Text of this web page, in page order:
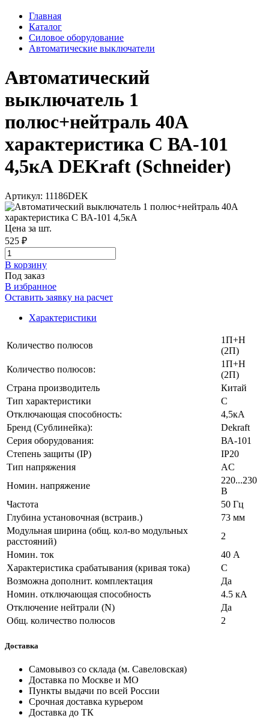
Главная
Каталог
Силовое оборудование
Автоматические выключатели
Автоматический
выключатель 1
полюс+нейтраль 40А
характеристика C ВА-101
4,5кА DEKraft (Schneider)
Артикул: 11186DEK
Цена за шт.
525 ₽
В корзинy
Под заказ
В избранное
Оставить заявку на расчет
Характеристики
Количество полюсов
1П+Н
(2П)
Количество полюсов:
1П+Н
(2П)
Страна производитель
Китай
Тип характеристики
C
Отключающая способность:
4,5кА
Бренд (Сублинейка):
Dekraft
Серия оборудования:
ВА-101
Степень защиты (IP)
IP20
Тип напряжения
AC
Номин. напряжение
220...230
В
Частота
50 Гц
Глубина установочная (встраив.)
73 мм
Модульная ширина (общ. кол-во модульных
расстояний)
2
Номин. ток
40 А
Характеристика срабатывания (кривая тока)
C
Возможна дополнит. комплектация
Да
Номин. отключающая способность
4.5 кА
Отключение нейтрали (N)
Да
Общ. количество полюсов
2
Доставка
Самовывоз со склада (м. Савеловская)
Доставка по Москве и МО
Пункты выдачи по всей России
Срочная доставка курьером
Доставка до ТК